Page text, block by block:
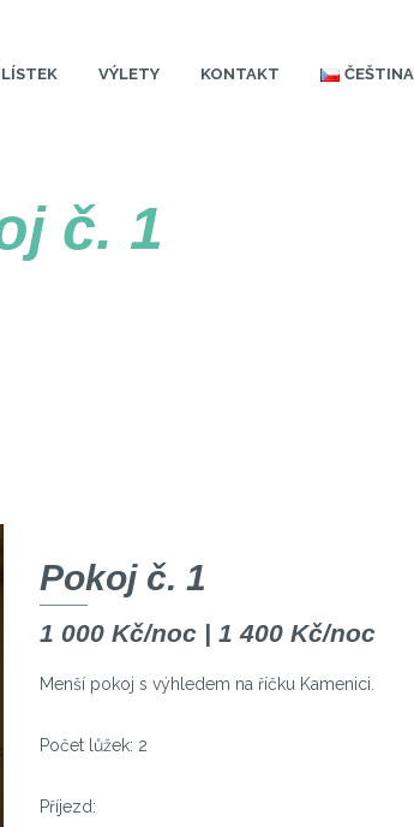
VÝLETY KONTAKT ČEŠTINA
č. 1
Pokoj č. 1
1 000 Kč/noc | 1 400 Kč/noc
Menší pokoj s výhledem na říčku Kamenici.
Počet lůžek: 2
Příjezd: